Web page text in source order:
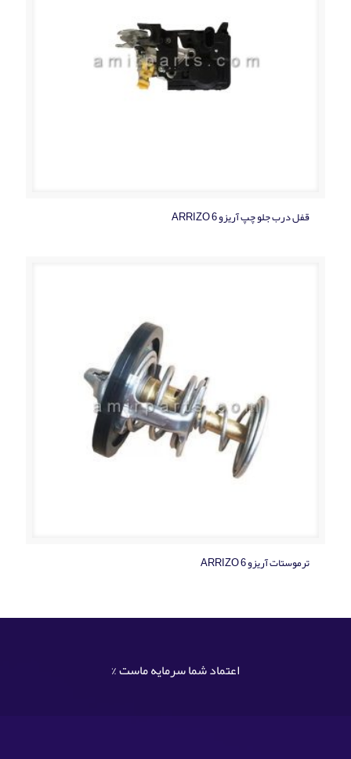
قفل درب جلو چپ آریزو ARRIZO 6
ترموستات آریزو ARRIZO 6
اعتماد شما سرمایه ماست %